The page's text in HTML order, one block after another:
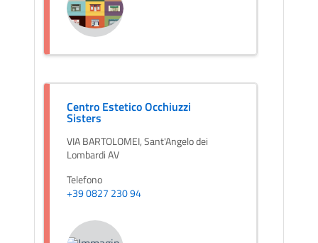
Centro Estetico Occhiuzzi
Sisters
VIA BARTOLOMEI, Sant'Angelo dei
Lombardi AV
Telefono
+39 0827 230 94